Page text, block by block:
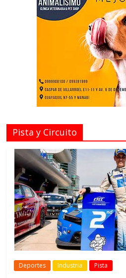
Pista y Circuito
Deportes Industria Pista